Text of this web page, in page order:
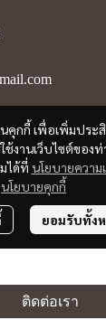
ติดต่อเรา
นคุกกี้ เพื่อเพิ่มปร
งานเว็บไซต์ของ
ได้ที่ นโยบายควา
นโยบายคุกกี้
ยอมรับทั้ง
2025. All Right